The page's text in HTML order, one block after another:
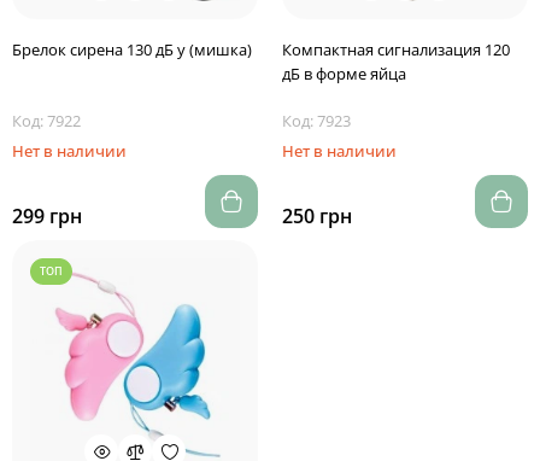
Брелок сирена 130 дБ у (мишка)
Код: 7922
Нет в наличии
299 грн
Компактная сигнализация 120
дБ в форме яйца
Код: 7923
Нет в наличии
250 грн
ТОП